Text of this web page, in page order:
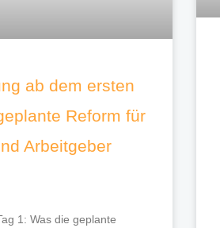
ab dem ersten
Reform für
Arbeitgeber
1: Was die geplante